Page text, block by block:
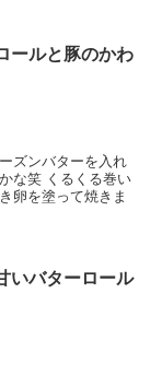
ールと豚のかわ
ズンバターを入れ
な笑 くるくる巻い
卵を塗って焼きま
いバターロール